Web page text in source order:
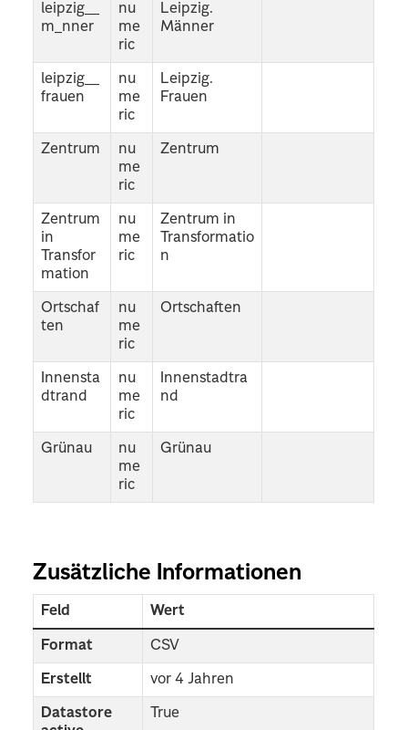
leipzig__
m_nner
nu
me
ric
Leipzig.
Männer
leipzig__
frauen
nu
me
ric
Leipzig.
Frauen
Zentrum
nu
me
ric
Zentrum
Zentrum
in
Transfor
mation
nu
me
ric
Zentrum in
Transformatio
n
Ortschaf
ten
nu
me
ric
Ortschaften
Innensta
dtrand
nu
me
ric
Innenstadtra
nd
Grünau
nu
me
ric
Grünau
Zusätzliche Informationen
Feld Wert
Format CSV
Erstellt vor 4 Jahren
Datastore
True